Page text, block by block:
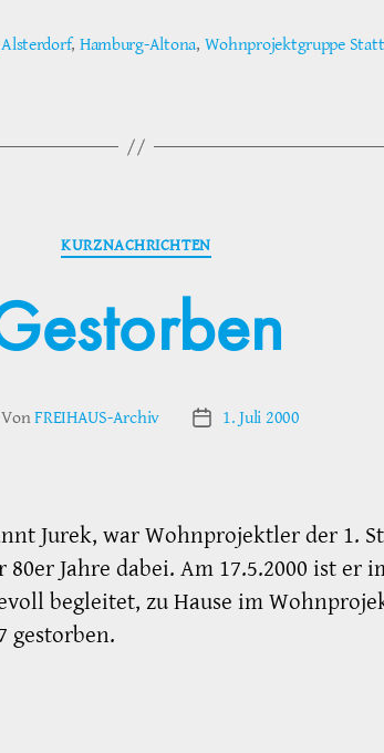
, Hamburg-Altona, Wohnprojektgruppe
Kategorien
KURZNACHRICHTEN
VonFREIHAUS-Archiv Veröffentlichungsdatum
1. Juli 2000
Jurek, war Wohnprojektler der 1.
Jahre dabei. Am 17.5.2000 ist er
begleitet, zu Hause im
gestorben.